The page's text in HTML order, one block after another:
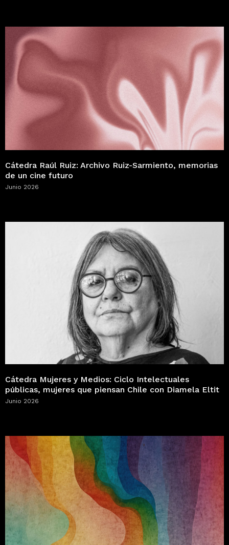
Cátedra Raúl Ruiz: Archivo Ruiz-Sarmiento, memorias
de un cine futuro
Junio 2026
Cátedra Mujeres y Medios: Ciclo Intelectuales
públicas, mujeres que piensan Chile con Diamela Eltit
Junio 2026